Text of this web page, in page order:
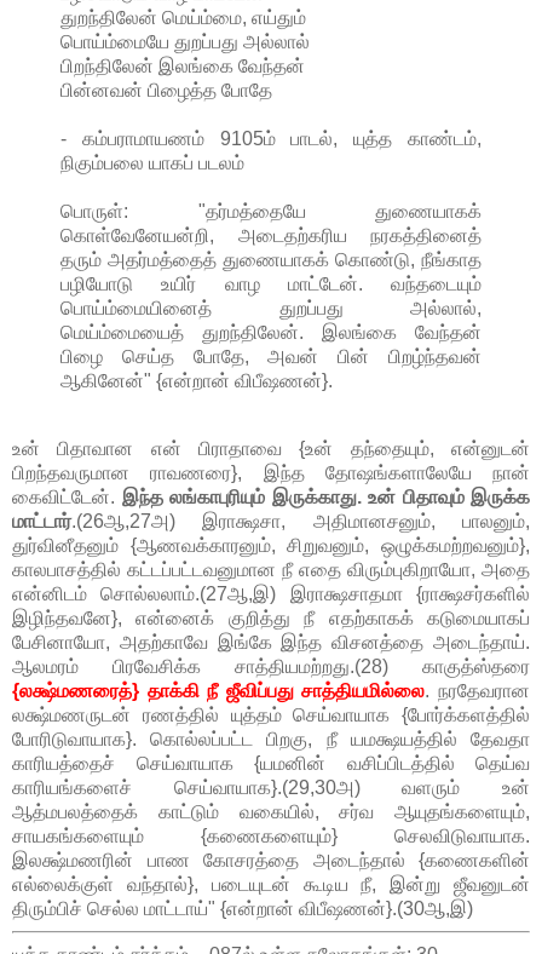
துறந்திலேன் மெய்ம்மை, எய்தும்
பொய்ம்மையே துறப்பது அல்லால்
பிறந்திலேன் இலங்கை வேந்தன்
பின்னவன் பிழைத்த போதே
- கம்பராமாயணம் 9105ம் பாடல், யுத்த காண்டம்,
நிகும்பலை யாகப் படலம்
பொருள்: "தர்மத்தையே துணையாகக்
கொள்வேனேயன்றி, அடைதற்கரிய நரகத்தினைத்
தரும் அதர்மத்தைத் துணையாகக் கொண்டு, நீங்காத
பழியோடு உயிர் வாழ மாட்டேன். வந்தடையும்
பொய்ம்மையினைத் துறப்பது அல்லால்,
மெய்ம்மையைத் துறந்திலேன். இலங்கை வேந்தன்
பிழை செய்த போதே, அவன் பின் பிறழ்ந்தவன்
ஆகினேன்" {என்றான் விபீஷணன்}.
உன் பிதாவான என் பிராதாவை {உன் தந்தையும், என்னுடன்
பிறந்தவருமான ராவணரை}, இந்த தோஷங்களாலேயே நான்
கைவிட்டேன். இந்த லங்காபுரியும் இருக்காது. உன் பிதாவும் இருக்க
மாட்டார்.(26ஆ,27அ) இராக்ஷசா, அதிமானசனும், பாலனும்,
துர்வினீதனும் {ஆணவக்காரனும், சிறுவனும், ஒழுக்கமற்றவனும்},
காலபாசத்தில் கட்டப்பட்டவனுமான நீ எதை விரும்புகிறாயோ, அதை
என்னிடம் சொல்லலாம்.(27ஆ,இ) இராக்ஷசாதமா {ராக்ஷசர்களில்
இழிந்தவனே}, என்னைக் குறித்து நீ எதற்காகக் கடுமையாகப்
பேசினாயோ, அதற்காவே இங்கே இந்த விசனத்தை அடைந்தாய்.
ஆலமரம் பிரவேசிக்க சாத்தியமற்றது.(28) காகுத்ஸ்தரை
{லக்ஷ்மணரைத்} தாக்கி நீ ஜீவிப்பது சாத்தியமில்லை. நரதேவரான
லக்ஷ்மணருடன் ரணத்தில் யுத்தம் செய்வாயாக {போர்க்களத்தில்
போரிடுவாயாக}. கொல்லப்பட்ட பிறகு, நீ யமக்ஷயத்தில் தேவதா
காரியத்தைச் செய்வாயாக {யமனின் வசிப்பிடத்தில் தெய்வ
காரியங்களைச் செய்வாயாக}.(29,30அ) வளரும் உன்
ஆத்மபலத்தைக் காட்டும் வகையில், சர்வ ஆயுதங்களையும்,
சாயகங்களையும் {கணைகளையும்} செலவிடுவாயாக.
இலக்ஷ்மணரின் பாண கோசரத்தை அடைந்தால் {கணைகளின்
எல்லைக்குள் வந்தால்}, படையுடன் கூடிய நீ, இன்று ஜீவனுடன்
திரும்பிச் செல்ல மாட்டாய்" {என்றான் விபீஷணன்}.(30ஆ,இ)